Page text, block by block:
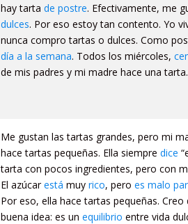
hay tarta de postre. Efectivamente, me
dulces. Por eso estoy tan contento. Yo
nunca compro tartas o dulces. Como
día a la semana. Todos los miércoles,
de mis padres y mi madre hace una tarta.
Me gustan las tartas grandes, pero mi
hace tartas pequeñas. Ella siempre dice
tarta con pocos ingredientes, pero con
El azúcarestá muy rico, pero es malo
Por eso, ella hace tartas pequeñas. Creo
buena idea: es un equilibrio entre vida